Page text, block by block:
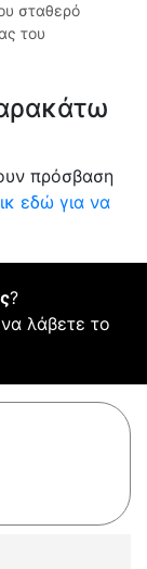
σταθερό
του
πρόσβαση
εδώ για να
?
λάβετε το